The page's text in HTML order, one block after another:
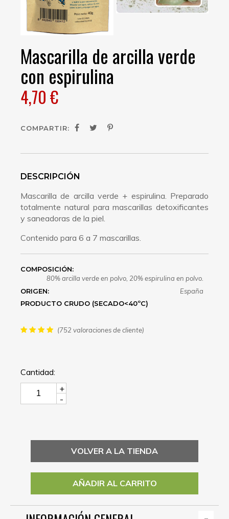
Mascarilla de arcilla verde
con espirulina
4,70 €
COMPARTIR:
DESCRIPCIÓN
Mascarilla de arcilla verde + espirulina. Preparado
totalmente natural para mascarillas detoxificantes
y saneadoras de la piel.
Contenido para 6 a 7 mascarillas.
COMPOSICIÓN:
80% arcilla verde en polvo, 20% espirulina en polvo.
ORIGEN:
España
PRODUCTO CRUDO (SECADO<40ºC)
(752 valoraciones de cliente)
Cantidad:
+
-
VOLVER A LA TIENDA
AÑADIR AL CARRITO